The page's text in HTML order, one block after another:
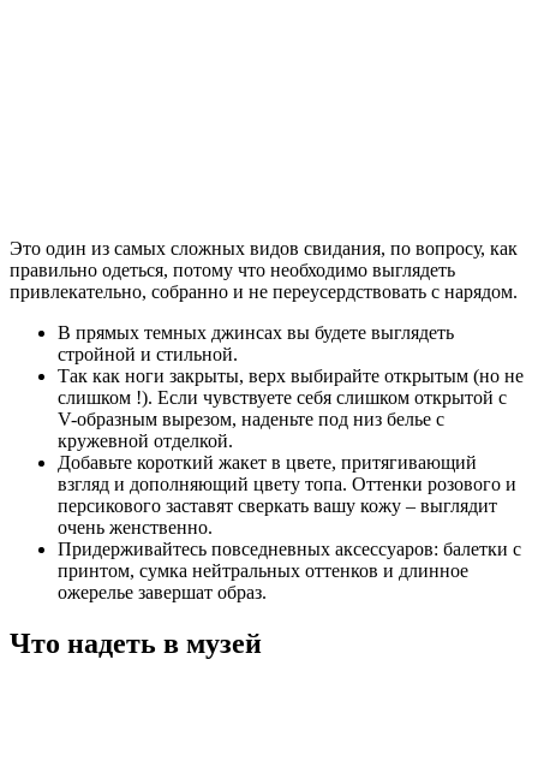
Это один из самых сложных видов свидания, по вопросу, как
правильно одеться, потому что необходимо выглядеть
привлекательно, собранно и не переусердствовать с нарядом.
В прямых темных джинсах вы будете выглядеть
стройной и стильной.
Так как ноги закрыты, верх выбирайте открытым (но не
слишком !). Если чувствуете себя слишком открытой с
V-образным вырезом, наденьте под низ белье с
кружевной отделкой.
Добавьте короткий жакет в цвете, притягивающий
взгляд и дополняющий цвету топа. Оттенки розового и
персикового заставят сверкать вашу кожу – выглядит
очень женственно.
Придерживайтесь повседневных аксессуаров: балетки с
принтом, сумка нейтральных оттенков и длинное
ожерелье завершат образ.
Что надеть в музей